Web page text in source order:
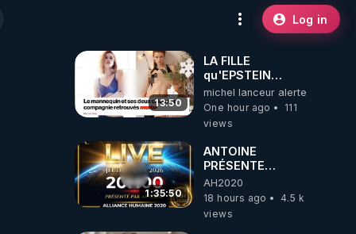
Log in
13:50
LA FILLE
qu'EPSTEIN
VOULAIT CACHER
michel lanceur alerte
One hour ago
111
views
1:35:50
ANTOINE
PRÉSENTE
AH2020 LE LIVE
20H ***DU
06/08/2026***
AH2020
18 hours ago
4.5 k
views